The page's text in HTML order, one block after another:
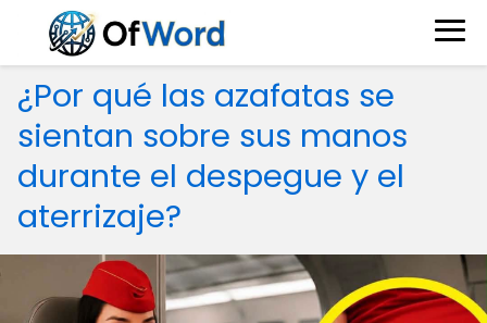
¿Por qué las azafatas se
sientan sobre sus manos
durante el despegue y el
aterrizaje?